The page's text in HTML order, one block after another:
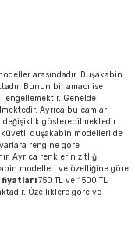
arasındadır. Duşakabin
Bunun bir amacı ise
engellemektir. Genelde
Ayrıca bu camlar
gösterebilmektedir.
duşakabin modelleri de
rengine göre
Ayrıca renklerin zıtlığı
modelleri ve özelliğine göre
fiyatları750 TL ve 1500 TL
Özelliklere göre ve